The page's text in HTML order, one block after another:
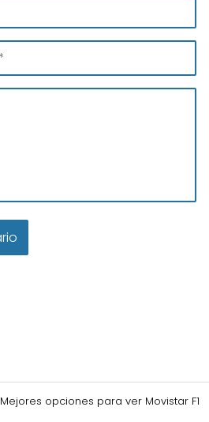
Mejores opciones para ver Movistar F1